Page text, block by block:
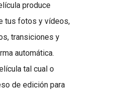
produce
tus fotos y vídeos,
transiciones y
automática.
tal cual o
de edición para